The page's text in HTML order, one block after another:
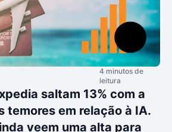
4 minutos de
leitura
saltam 13% com a
temores em relação à IA.
veem uma alta para